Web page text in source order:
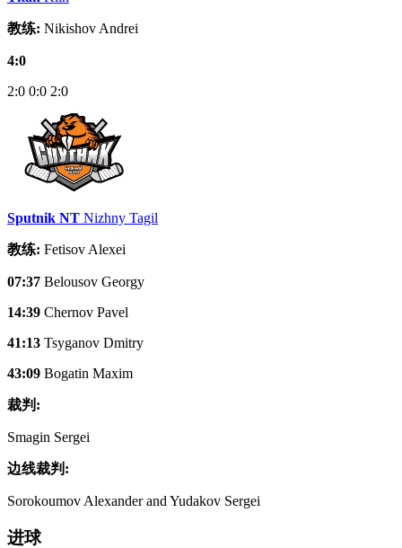
教练: Nikishov Andrei
4:0
2:0 0:0 2:0
Sputnik NT Nizhny Tagil
教练: Fetisov Alexei
07:37 Belousov Georgy
14:39 Chernov Pavel
41:13 Tsyganov Dmitry
43:09 Bogatin Maxim
裁判:
Smagin Sergei
边线裁判:
Sorokoumov Alexander and Yudakov Sergei
进球